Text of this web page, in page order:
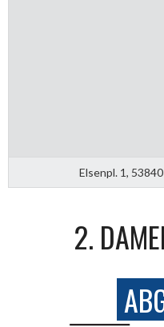
Elsenpl. 1,
2.